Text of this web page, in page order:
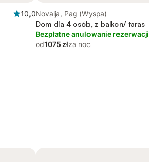
10,0Novalja, Pag (Wyspa)
Dom dla 4 osób, z balkon/ taras
Bezpłatne anulowanie rezerwacji
od1075 złza noc